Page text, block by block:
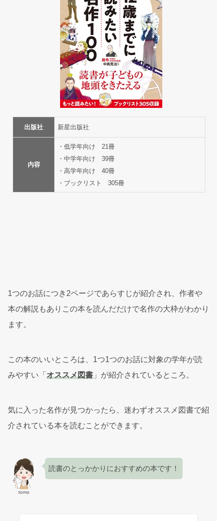
出版社 新星出版社
内容
・低学年向け 21冊
・中学年向け 39冊
・高学年向け 40冊
・ブックリスト 305冊
1つのお話につき2ページであらすじが紹介され、作者や
本の解説もありこの本を読んだだけで名作の大枠がわかり
ます。
この本のいいところは、1つ1つのお話に対象の学年が読
みやすい「 オススメ図書 」が紹介されているところ。
気に入った名作が見つかったら、迷わずオススメ図書で紹
介されている本を読むことができます。
tomo
読書のとっかかりにおすすめの本です！